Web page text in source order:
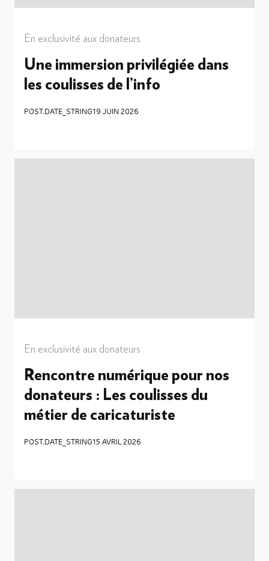
En exclusivité aux donateurs
Une immersion privilégiée dans
les coulisses de l’info
POST.DATE_STRING19 JUIN 2026
En exclusivité aux donateurs
Rencontre numérique pour nos
donateurs : Les coulisses du
métier de caricaturiste
POST.DATE_STRING15 AVRIL 2026